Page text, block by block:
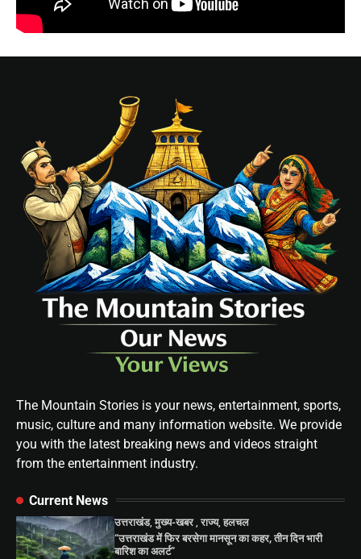
The Mountain Stories is your news, entertainment, sports,
music, culture and many information website. We provide
you with the latest breaking news and videos straight
from the entertainment industry.
Current News
उत्तराखंड,मुख्य-खबर ,राज्य,हलचल
“उत्तराखंड में फिर बरसेगा मानसून का कहर, तीन दिन भारी
बारिश का अलर्ट”